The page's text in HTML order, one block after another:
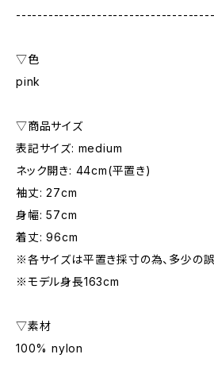
▽色
pink
▽商品サイズ
表記サイズ: medium
ネック開き: 44cm(平置き)
袖丈: 27cm
身幅: 57cm
着丈: 96cm
※各サイズは平置き採寸の為、多少の誤
※モデル身長163cm
▽素材
100% nylon